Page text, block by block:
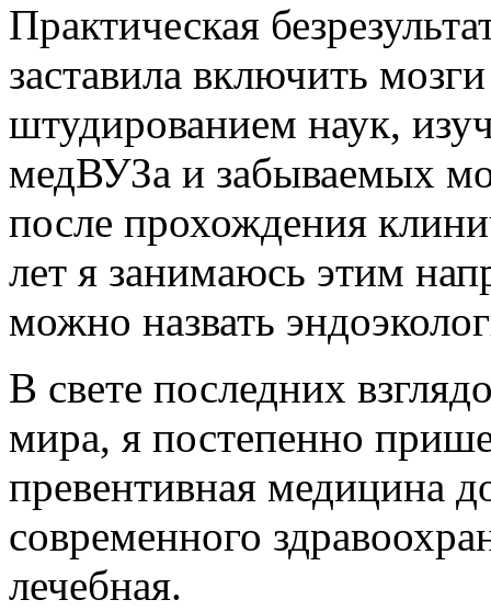
Практическая
заставила включить
штудированием наук,
медВУЗа и забываемых
после прохождения
лет я занимаюсь этим
можно назвать
В свете последних
мира, я постепенно
превентивная медицина
современного
лечебная.